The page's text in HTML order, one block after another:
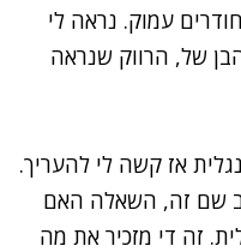
עמוק. נראה לי
של, הרווק שנראה
אז קשה לי להעריך.
שם זה, השאלה האם
זה די מזכיר את מה